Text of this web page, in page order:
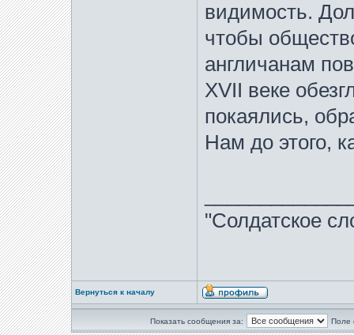
видимость.
чтобы
англичанам
XVII веке
покаялись,
Нам до этого,
"Солдатское
Вернуться к началу
Показать сообщения за: Поле